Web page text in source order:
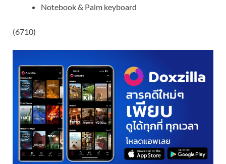
Notebook & Palm keyboard
(6710)